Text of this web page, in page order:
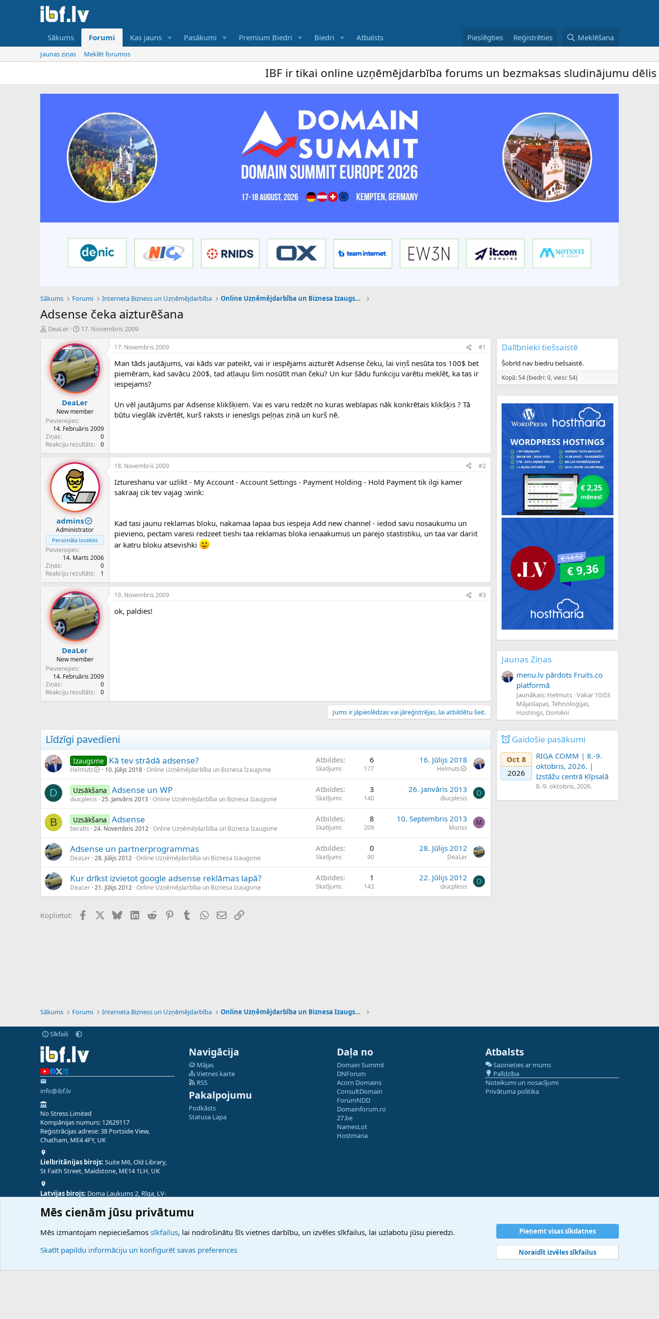
Sākums Forumi Kas jauns Pasākumi Premium Biedri Biedri Atbalsts Pieslēgties Reģistrēties Meklēšana
Jaunas ziņas Meklēt forumos
IBF ir tikai online uzņēmējdarbība forums un bezmaksas sludinājumu dēlis –
Sākums Forumi Interneta Bizness un Uzņēmējdarbība Online Uzņēmējdarbība un Biznesa Izaugsme
Adsense čeka aizturēšana
P
e
d
e
z
s
ā
c
ē
DeaLer
S
k
u
m
a
d
a
u
m
s
17. Novembris 2009
DeaLer
New member
Pievienojies
14. Februāris 2009
Ziņas
0
Reakciju rezultāts
0
17. Novembris 2009 #1
Man tāds jautājums, vai kāds var pateikt, vai ir iespējams aizturēt Adsense čeku, lai viņš nesūta tos 100$ bet
piemēram, kad savācu 200$, tad atļauju šim nosūtīt man čeku? Un kur šādu funkciju varētu meklēt, ka tas ir
iespejams?
Un vēl jautājums par Adsense klikšķiem. Vai es varu redzēt no kuras weblapas nāk konkrētais klikšķis ? Tā
būtu vieglāk izvērtēt, kurš raksts ir ienesīgs peļņas ziņā un kurš nē.
admins
Administrator
Personāla loceklis
Pievienojies
14. Marts 2006
Ziņas
0
Reakciju rezultāts
1
18. Novembris 2009 #2
Iztureshanu var uzlikt - My Account - Account Settings - Payment Holding - Hold Payment tik ilgi kamer
sakraaj cik tev vajag :wink:
Kad tasi jaunu reklamas bloku, nakamaa lapaa bus iespeja Add new channel - iedod savu nosaukumu un
pievieno, pectam varesi redzeet tieshi taa reklamas bloka ienaakumus un parejo stastistiku, un taa var dariit
ar katru bloku atsevishki
DeaLer
New member
Pievienojies
14. Februāris 2009
Ziņas
0
Reakciju rezultāts
0
19. Novembris 2009 #3
ok, paldies!
Jums ir jāpieslēdzas vai jāreģistrējas, lai atbildētu šeit.
Līdzīgi pavedieni
Izaugsme Kā tev strādā adsense?
Helmuts 10. Jūlijs 2018 Online Uzņēmējdarbība un Biznesa Izaugsme
Atbildes 6
Skatījumi 177
16. Jūlijs 2018
Helmuts
D Uzsākšana Adsense un WP
diucplesis 25. Janvāris 2013 Online Uzņēmējdarbība un Biznesa Izaugsme
Atbildes 3
Skatījumi 140
26. Janvāris 2013
diucplesis
D
B Uzsākšana Adsense
beralts 24. Novembris 2012 Online Uzņēmējdarbība un Biznesa Izaugsme
Atbildes 8
Skatījumi 209
10. Septembris 2013
Moriss
M
Adsense un partnerprogrammas
DeaLer 28. Jūlijs 2012 Online Uzņēmējdarbība un Biznesa Izaugsme
Atbildes 0
Skatījumi 90
28. Jūlijs 2012
DeaLer
Kur drīkst izvietot google adsense reklāmas lapā?
DeaLer 21. Jūlijs 2012 Online Uzņēmējdarbība un Biznesa Izaugsme
Atbildes 1
Skatījumi 143
22. Jūlijs 2012
diucplesis
D
Koplietot: FacebookX (Twitter)
BlueskyLinkedIn
Reddit PinterestTumblrWhatsApp
E-pastsSaiti
Dalībnieki tiešsaistē
Šobrīd nav biedru tiešsaistē.
Kopā: 54 (biedri: 0, viesi: 54)
Jaunas Ziņas
menu.lv pārdots Fruits.co
platformā
Jaunākais: Helmuts Vakar 10:03
Mājaslapas, Tehnoloģijas,
Hostings, Domēni
Gaidošie pasākumi
Oct 8
2026
RIGA COMM | 8.-9.
oktobris, 2026. |
Izstāžu centrā Ķīpsalā
8.-9. oktobris, 2026.
Sākums Forumi Interneta Bizness un Uzņēmējdarbība Online Uzņēmējdarbība un Biznesa Izaugsme
Sīkfaili
info@ibf.lv
No Stress Limited
Kompānijas numurs: 12629117
Reģistrācijas adrese: 38 Portside View,
Chatham, ME4 4FY, UK
Lielbritānijas birojs: Suite M6, Old Library,
St Faith Street, Maidstone, ME14 1LH, UK
Latvijas birojs: Doma Laukums 2, Rīga, LV-
Navigācija
Mājas
Vietnes karte
RSS
Pakalpojumu
Podkāsts
Statusa Lapa
Daļa no
Domain Summit
DNForum
Acorn Domains
ConsultDomain
ForumNDD
Domainforum.ro
27.be
NamesLot
Hostmaria
Atbalsts
Sazinieties ar mums
Palīdzība
Noteikumi un nosacījumi
Privātuma politika
Mēs cienām jūsu privātumu
Mēs izmantojam nepieciešamos sīkfailus, lai nodrošinātu šīs vietnes darbību, un izvēles sīkfailus, lai uzlabotu jūsu pieredzi.
Skatīt papildu informāciju un konfigurēt savas preferences
Pieņemt visas sīkdatnes
Noraidīt izvēles sīkfailus